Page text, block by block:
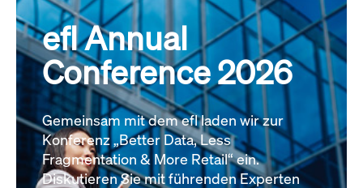
efl Annual
Conference 2026
Gemeinsam mit dem efl laden wir zur
Konferenz „Better Data, Less
Fragmentation & More Retail“ ein.
Diskutieren Sie mit führenden Experten